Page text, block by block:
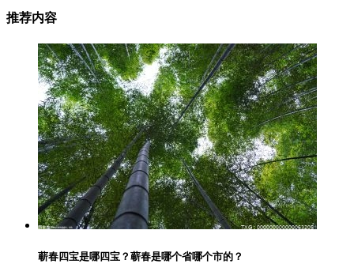
推荐内容
蕲春四宝是哪四宝？蕲春是哪个省哪个市的？